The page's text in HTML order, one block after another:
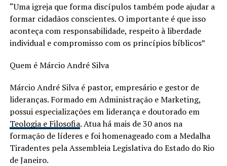
“Uma igreja que forma discípulos também pode ajudar a
formar cidadãos conscientes. O importante é que isso
aconteça com responsabilidade, respeito à liberdade
individual e compromisso com os princípios bíblicos”
Quem é Márcio André Silva
Márcio André Silva é pastor, empresário e gestor de
lideranças. Formado em Administração e Marketing,
possui especializações em liderança e doutorado em
Teologia e Filosofia. Atua há mais de 30 anos na
formação de líderes e foi homenageado com a Medalha
Tiradentes pela Assembleia Legislativa do Estado do Rio
de Janeiro.